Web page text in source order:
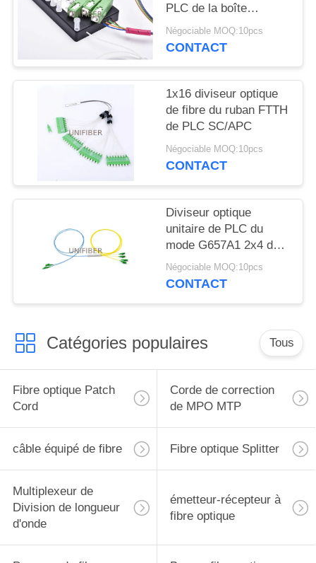
PRIVACY
PLC de la boîte
SC/APC G657A1
d'ABS
Négociable MOQ:10pcs
CONTACT
1x16 diviseur optique
de fibre du ruban FTTH
de PLC SC/APC
Négociable MOQ:10pcs
CONTACT
Diviseur optique
unitaire de PLC du
mode G657A1 2x4 de
LC/APC ST/UPC
Négociable MOQ:10pcs
CONTACT
Catégories populaires Tous
Fibre optique Patch
Cord
Corde de correction
de MPO MTP
câble équipé de fibre Fibre optique Splitter
Multiplexeur de
Division de longueur
d'onde
émetteur-récepteur à
fibre optique